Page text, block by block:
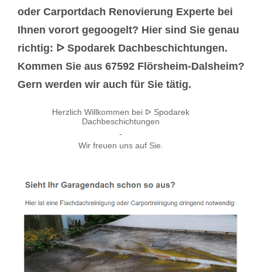
oder Carportdach Renovierung Experte bei
Ihnen vorort gegoogelt? Hier sind Sie genau
richtig: ᐅ Spodarek Dachbeschichtungen.
Kommen Sie aus 67592 Flörsheim-Dalsheim?
Gern werden wir auch für Sie tätig.
Herzlich Willkommen bei ᐅ Spodarek
Dachbeschichtungen
-
Wir freuen uns auf Sie.